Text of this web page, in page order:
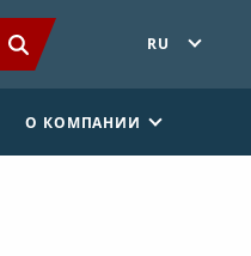
RU
О КОМПАНИИ